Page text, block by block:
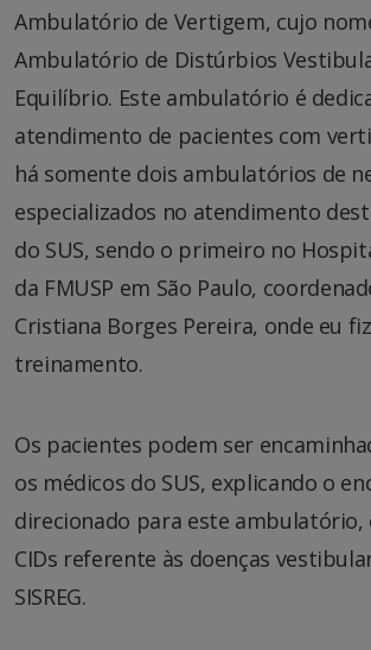
Ambulatório de Vertigem, cujo
Ambulatório de Distúrbios
Equilíbrio. Este ambulatório é
atendimento de pacientes com
há somente dois ambulatórios de
especializados no atendimento
do SUS, sendo o primeiro no
da FMUSP em São Paulo,
Cristiana Borges Pereira, onde eu
treinamento.
Os pacientes podem ser
os médicos do SUS, explicando o
direcionado para este ambulatório,
CIDs referente às doenças
SISREG.